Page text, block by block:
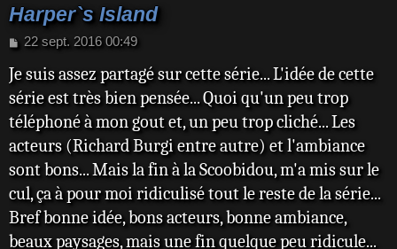
Harper`s Island
M
s
s
a
g
22 sept. 2016 00:49
Je suis assez partagé sur cette série... L'idée de cette
série est très bien pensée... Quoi qu'un peu trop
téléphoné à mon gout et, un peu trop cliché... Les
acteurs (Richard Burgi entre autre) et l'ambiance
sont bons... Mais la fin à la Scoobidou, m'a mis sur le
cul, ça à pour moi ridiculisé tout le reste de la série...
Bref bonne idée, bons acteurs, bonne ambiance,
beaux paysages, mais une fin quelque peu ridicule...